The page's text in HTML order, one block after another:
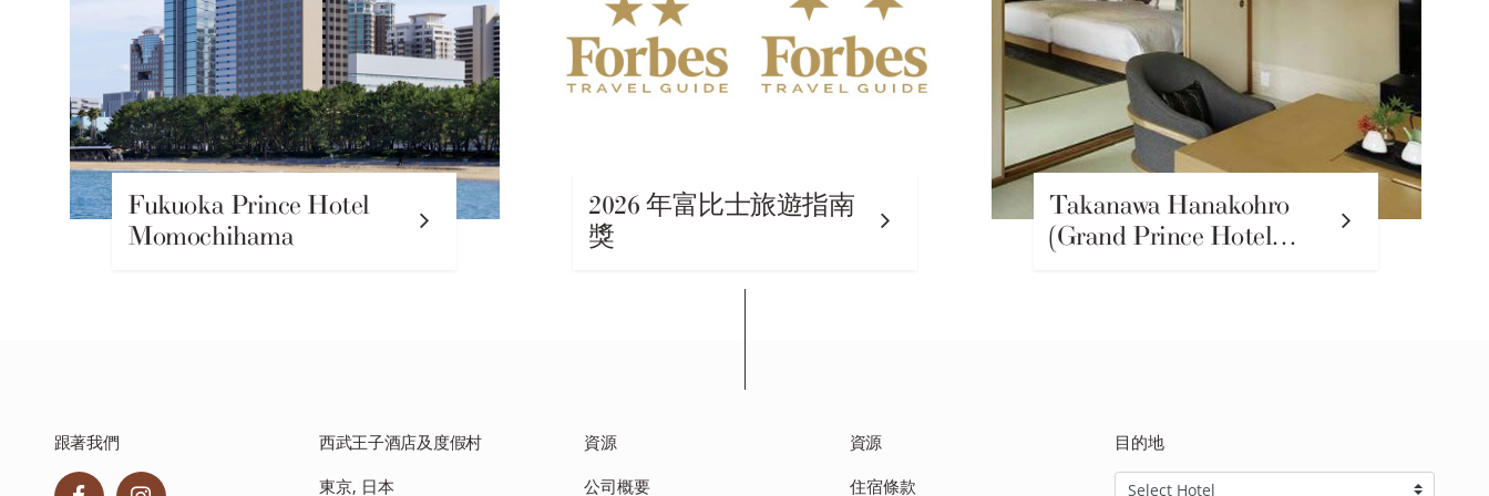
Fukuoka Prince Hotel
Momochihama
2026 年富比士旅遊指南
獎
Takanawa Hanakohro
(Grand Prince Hotel…
跟著我們
西武王子酒店及度假村
東京, 日本
資源
公司概要
資源
住宿條款
目的地